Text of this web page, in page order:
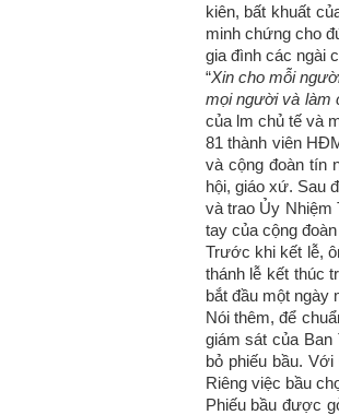
kiên, bất khuất
minh chứng cho
gia đình các ngài
“Xin cho mỗi
mọi người và làm
của lm chủ tế và
81 thành viên
và cộng đoàn tín
hội, giáo xứ. Sau
và trao Ủy Nhiệm
tay của cộng đoàn
Trước khi kết lễ,
thánh lễ kết thúc
bắt đầu một ngày
Nói thêm, để
giám sát của
bỏ phiếu bầu.
Riêng việc bầu
Phiếu bầu được